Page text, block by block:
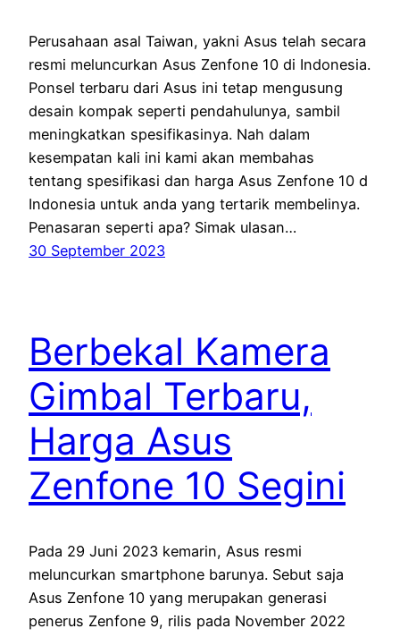
Perusahaan asal Taiwan, yakni Asus telah secara
resmi meluncurkan Asus Zenfone 10 di Indonesia.
Ponsel terbaru dari Asus ini tetap mengusung
desain kompak seperti pendahulunya, sambil
meningkatkan spesifikasinya. Nah dalam
kesempatan kali ini kami akan membahas
tentang spesifikasi dan harga Asus Zenfone 10 d
Indonesia untuk anda yang tertarik membelinya.
Penasaran seperti apa? Simak ulasan…
30 September 2023
Berbekal Kamera
Gimbal Terbaru,
Harga Asus
Zenfone 10 Segini
Pada 29 Juni 2023 kemarin, Asus resmi
meluncurkan smartphone barunya. Sebut saja
Asus Zenfone 10 yang merupakan generasi
penerus Zenfone 9, rilis pada November 2022